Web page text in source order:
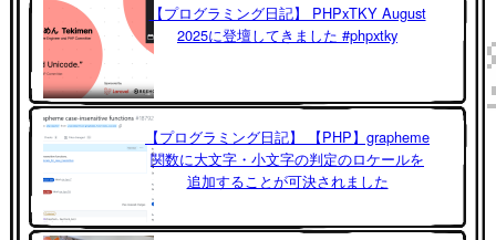
【プログラミング日記】 PHPxTKY August
2025に登壇してきました #phpxtky
【プログラミング日記】 【PHP】grapheme
関数に大文字・小文字の判定のロケールを
追加することが可決されました